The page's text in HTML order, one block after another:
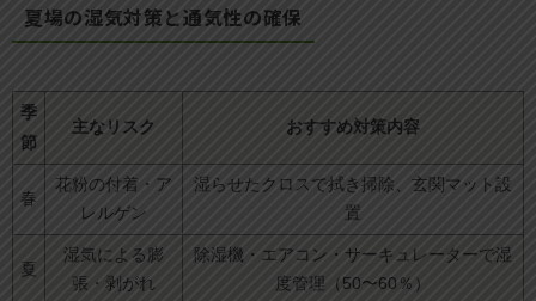
夏場の湿気対策と通気性の確保
季
節
主なリスク おすすめ対策内容
春
花粉の付着・ア
レルゲン
湿らせたクロスで拭き掃除、玄関マット設
置
夏
湿気による膨
張・剥がれ
除湿機・エアコン・サーキュレーターで湿
度管理（50〜60％）